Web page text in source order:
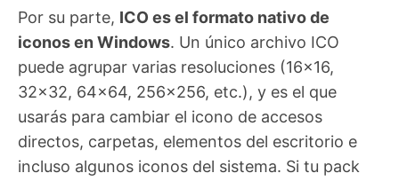
Por su parte, ICO es el formato nativo de
iconos en Windows. Un único archivo ICO
puede agrupar varias resoluciones (16×16,
32×32, 64×64, 256×256, etc.), y es el que
usarás para cambiar el icono de accesos
directos, carpetas, elementos del escritorio e
incluso algunos iconos del sistema. Si tu pack